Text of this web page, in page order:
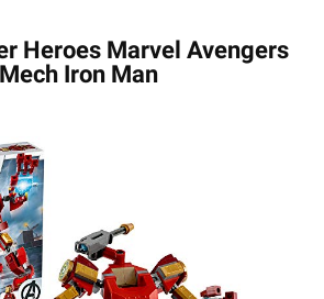
Heroes Marvel Avengers
Mech Iron Man